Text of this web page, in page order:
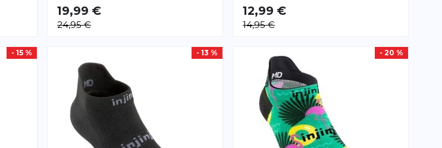
VERFÜGBAR
SM
19,99 €
24,95 €
VERFÜGBAR
SLXL
12,99 €
14,95 €
- 15 % - 13 % - 20 %